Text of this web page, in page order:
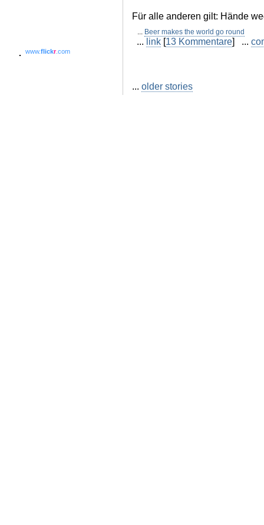
www.flickr.com
Für alle anderen gilt: Hände
... Beer makes the world go round
... link [13 Kommentare] ...
... older stories